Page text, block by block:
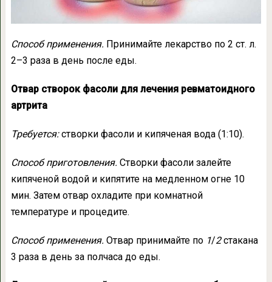
Способ применения. Принимайте лекарство по 2 ст. л.
2–3 раза в день после еды.
Отвар створок фасоли для лечения ревматоидного
артрита
Требуется:створки фасоли и кипяченая вода (1:10).
Способ приготовления. Створки фасоли залейте
кипяченой водой и кипятите на медленном огне 10
мин. Затем отвар охладите при комнатной
температуре и процедите.
Способ применения. Отвар принимайте по 1/2стакана
3 раза в день за полчаса до еды.